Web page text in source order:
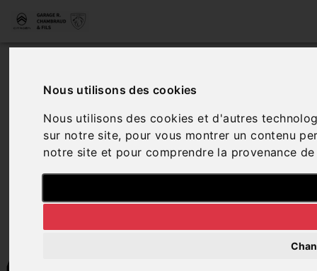
Nous utilisons des cookies
Nous utilisons des cookies et d'autres
sur notre site, pour vous montrer un contenu
notre site et pour comprendre la provenance